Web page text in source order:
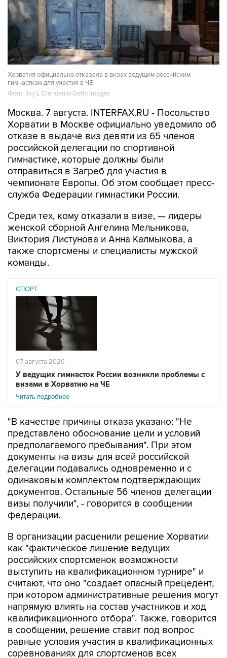
Хорватия официально отказала в визах ведущим российским
гимнасткам для участия в ЧЕ
Фото: Jay L Clendenin/Getty Images
Москва. 7 августа. INTERFAX.RU - Посольство
Хорватии в Москве официально уведомило об
отказе в выдаче виз девяти из 65 членов
российской делегации по спортивной
гимнастике, которые должны были
отправиться в Загреб для участия в
чемпионате Европы. Об этом сообщает пресс-
служба Федерации гимнастики России.
Среди тех, кому отказали в визе, — лидеры
женской сборной Ангелина Мельникова,
Виктория Листунова и Анна Калмыкова, а
также спортсмены и специалисты мужской
команды.
СПОРТ
07 августа 2026
У ведущих гимнасток России возникли проблемы с
визами в Хорватию на ЧЕ
Читать подробнее
"В качестве причины отказа указано: "Не
представлено обоснование цели и условий
предполагаемого пребывания". При этом
документы на визы для всей российской
делегации подавались одновременно и с
одинаковым комплектом подтверждающих
документов. Остальные 56 членов делегации
визы получили", - говорится в сообщении
федерации.
В организации расценили решение Хорватии
как "фактическое лишение ведущих
российских спортсменок возможности
выступить на квалификационном турнире" и
считают, что оно "создает опасный прецедент,
при котором административные решения могут
напрямую влиять на состав участников и ход
квалификационного отбора". Также, говорится
в сообщении, решение ставит под вопрос
равные условия участия в квалификационных
соревнованиях для спортсменов всех